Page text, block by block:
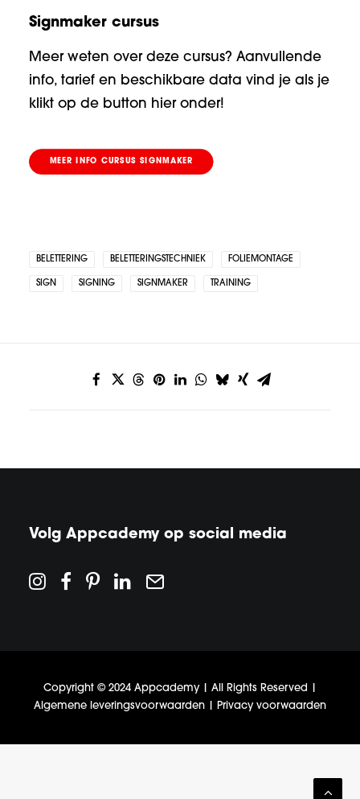
Signmaker cursus
Meer weten over deze cursus? Aanvullende
info, tarief en beschikbare data vind je als je
klikt op de button hier onder!
MEER INFO CURSUS SIGNMAKER
BELETTERING BELETTERINGSTECHNIEK FOLIEMONTAGE
SIGN SIGNING SIGNMAKER TRAINING
Volg Appcademy op social media
Copyright © 2024 Appcademy | All Rights Reserved |
Algemene leveringsvoorwaarden | Privacy voorwaarden